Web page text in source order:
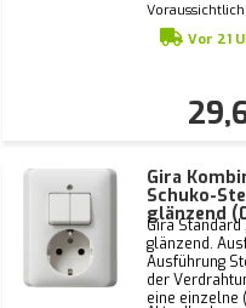
Vor 21
Gira
Schuko-
glänzend
Gira
glänzend.
Ausführung
der
eine einzelne